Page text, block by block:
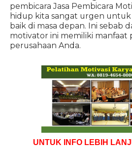
pembicara Jasa Pembicara
hidup kita sangat urgen
baik di masa depan. Ini sebab
motivator ini memiliki manfaat
perusahaan Anda.
UNTUK INFO LEBIH